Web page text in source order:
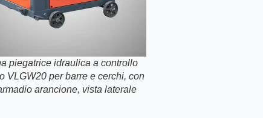
piegatrice idraulica a controllo
VLGW20 per barre e cerchi, con
arancione, vista laterale